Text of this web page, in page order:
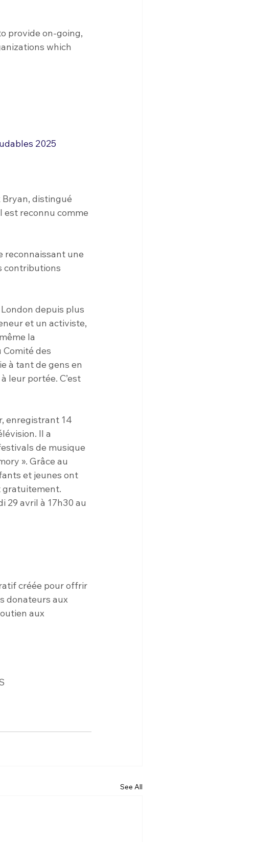
provide on-going,
which
2025
Bryan, distingué
est reconnu comme
reconnaissant une
contributions
depuis plus
et un activiste,
la
Comité des
à tant de gens en
leur portée. C’est
enregistrant 14
Il a
de musique
». Grâce au
et jeunes ont
gratuitement.
29 avril à 17h30 au
créée pour offrir
donateurs aux
aux
See All